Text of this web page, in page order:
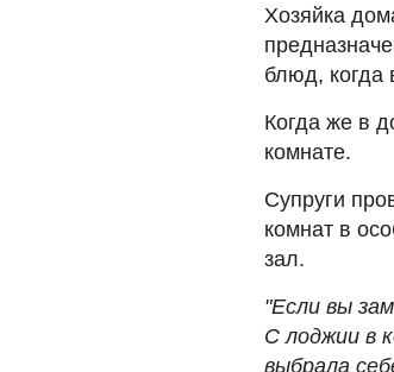
Хозяйка
блюд, когда
Когда же в
комнате.
Супруги
комнат в
зал.
"Если вы
С лоджии в
выбрала